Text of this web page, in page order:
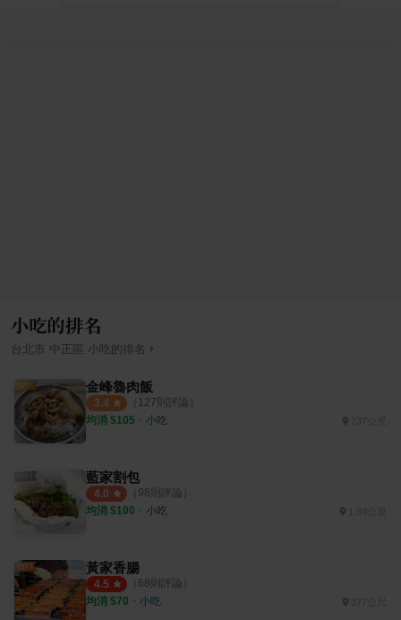
小吃的排名
台北市 中正區 小吃 的排名 ›
金峰魯肉飯
3.4 （ 127則評論）
均消 $105 ・ 小吃
藍家割包
4.0 （ 98則評論）
均消 $100 ・ 小吃
黃家香腸
4.5 （ 68則評論）
均消 $70 ・ 小吃